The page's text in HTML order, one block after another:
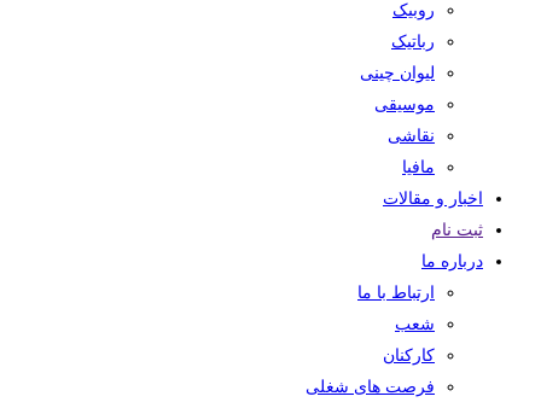
روبیک
رباتیک
لیوان چینی
موسیقی
نقاشی
مافیا
اخبار و مقالات
ثبت نام
درباره ما
ارتباط با ما
شعب
کارکنان
فرصت های شغلی